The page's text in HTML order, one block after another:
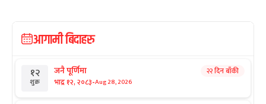
आगामी बिदाहरु
१२
शुक्र
जनै पूर्णिमा
भाद्र १२, २०८३-Aug 28, 2026
२२ दिन बाँकी